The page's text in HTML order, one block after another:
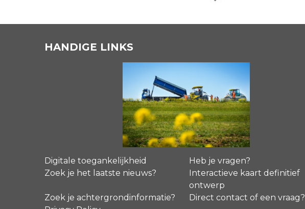
HANDIGE LINKS
Digitale toegankelijkheid
Heb je vragen?
Zoek je het laatste nieuws?
Interactieve kaart definitief
ontwerp
Zoek je achtergrondinformatie?
Direct contact of een vraag?